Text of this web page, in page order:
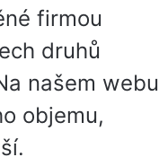
firmou
druhů
našem webu
objemu,